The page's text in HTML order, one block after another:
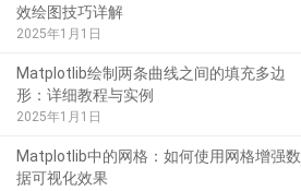
效绘图技巧详解
2025年1月1日
Matplotlib绘制两条曲线之间的填充多边
形：详细教程与实例
2025年1月1日
Matplotlib中的网格：如何使用网格增强数
据可视化效果